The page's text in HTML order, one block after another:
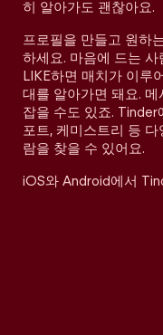
히 알아가도 괜찮아요.
프로필을 만들고 원하
하세요. 마음에 드는
LIKE하면 매치가 이루
대를 알아가면 돼요.
잡을 수도 있죠. Tinder
포트, 케미스트리 등
람을 찾을 수 있어요.
iOS와 Android에서